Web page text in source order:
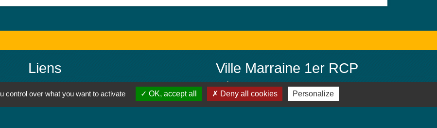
Liens
Colmar Agglomération
Ville Marraine 1er RCP
Jebsheim, ville marraine du 1er
control over what you want to activate OK, accept all Deny all cookies Personalize